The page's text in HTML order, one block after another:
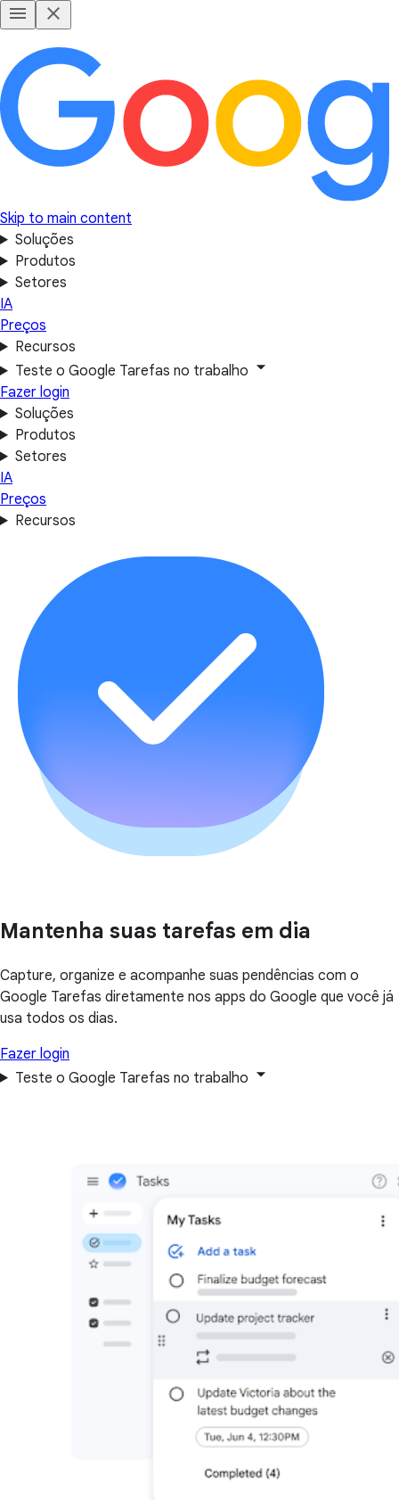
Skip to main content
Soluções
Produtos
Setores
IA
Preços
Recursos
Teste o Google Tarefas no trabalho
Fazer login
Soluções
Produtos
Setores
IA
Preços
Recursos
Mantenha suas tarefas em dia
Capture, organize e acompanhe suas pendências com o
Google Tarefas diretamente nos apps do Google que você já
usa todos os dias.
Fazer login
Teste o Google Tarefas no trabalho